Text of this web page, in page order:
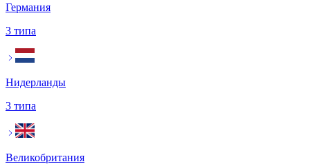
Германия
3 типа
Нидерланды
3 типа
Великобритания